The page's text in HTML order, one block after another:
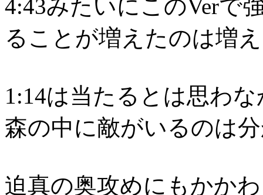
4:43みたいにこのVerで
ることが増えたのは増
1:14は当たるとは思わ
森の中に敵がいるのは
迫真の奥攻めにもかか